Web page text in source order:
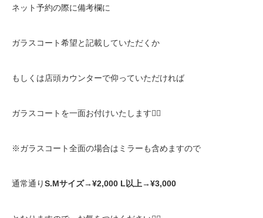
ネット予約の際に備考欄に
ガラスコート希望と記載していただくか
もしくは店頭カウンターで仰っていただければ
ガラスコートを一面お付けいたします🙇‍♀️
※ガラスコート全面の場合はミラーも含めますので
通常通りS.Mサイズ→¥2,000 L以上→¥3,000